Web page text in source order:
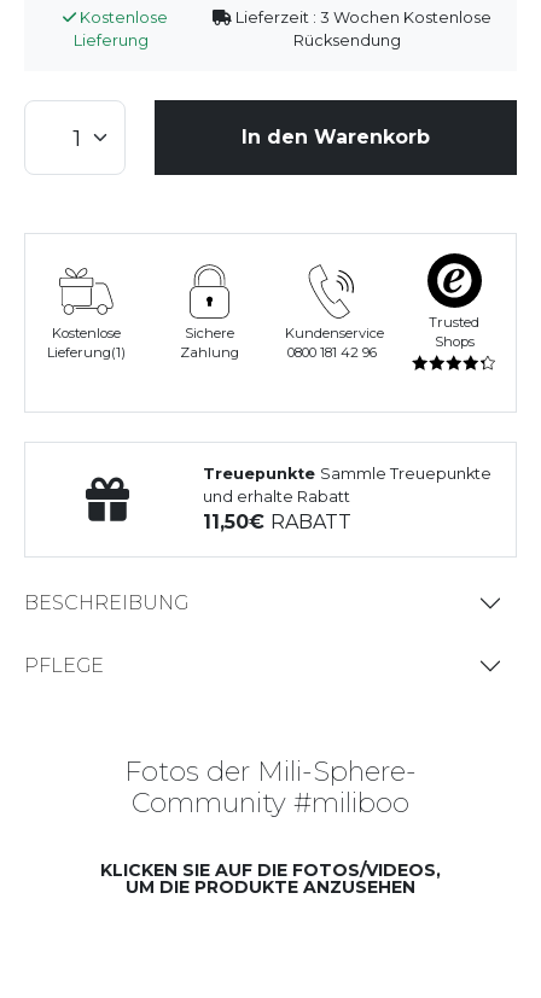
Kostenlose
Lieferung
Lieferzeit : 3 Wochen Kostenlose
Rücksendung
In den Warenkorb
Kostenlose
Lieferung(1)
Sichere
Zahlung
Kundenservice
0800 181 42 96
Trusted
Shops
Treuepunkte Sammle Treuepunkte
und erhalte Rabatt
11,50 RABATT
BESCHREIBUNG
PFLEGE
Fotos der Mili-Sphere-
Community #miliboo
KLICKEN SIE AUF DIE FOTOS/VIDEOS,
UM DIE PRODUKTE ANZUSEHEN